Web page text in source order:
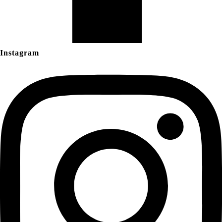
Instagram